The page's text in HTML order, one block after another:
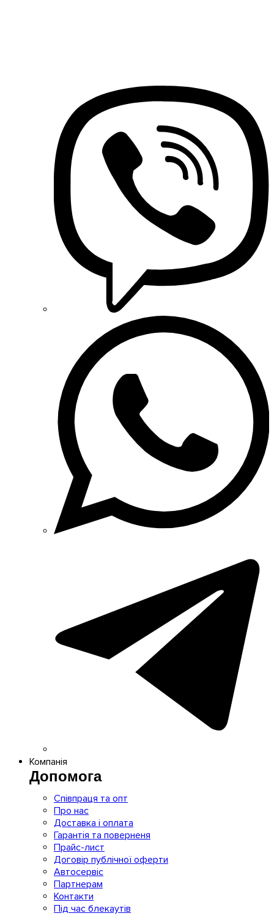
Компанія
Допомога
Співпраця та опт
Про нас
Доставка і оплата
Гарантія та поверненя
Прайс-лист
Договір публічної оферти
Автосервіс
Партнерам
Контакти
Під час блекаутів